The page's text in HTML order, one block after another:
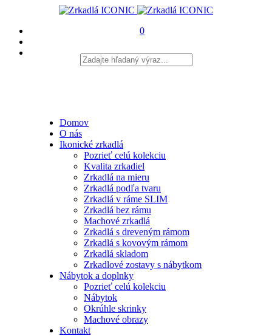
0
Domov
O nás
Ikonické zrkadlá
Pozrieť celú kolekciu
Kvalita zrkadiel
Zrkadlá na mieru
Zrkadlá podľa tvaru
Zrkadlá v ráme SLIM
Zrkadlá bez rámu
Machové zrkadlá
Zrkadlá s dreveným rámom
Zrkadlá s kovovým rámom
Zrkadlá skladom
Zrkadlové zostavy s nábytkom
Nábytok a doplnky
Pozrieť celú kolekciu
Nábytok
Okrúhle skrinky
Machové obrazy
Kontakt